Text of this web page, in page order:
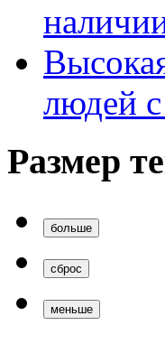
Размер
меньше
Внешний
Вид по